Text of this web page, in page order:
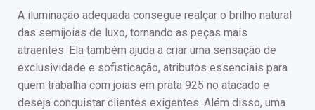
A iluminação adequada consegue realçar o brilho natural
das semijoias de luxo, tornando as peças mais
atraentes. Ela também ajuda a criar uma sensação de
exclusividade e sofisticação, atributos essenciais para
quem trabalha com joias em prata 925 no atacado e
deseja conquistar clientes exigentes. Além disso, uma